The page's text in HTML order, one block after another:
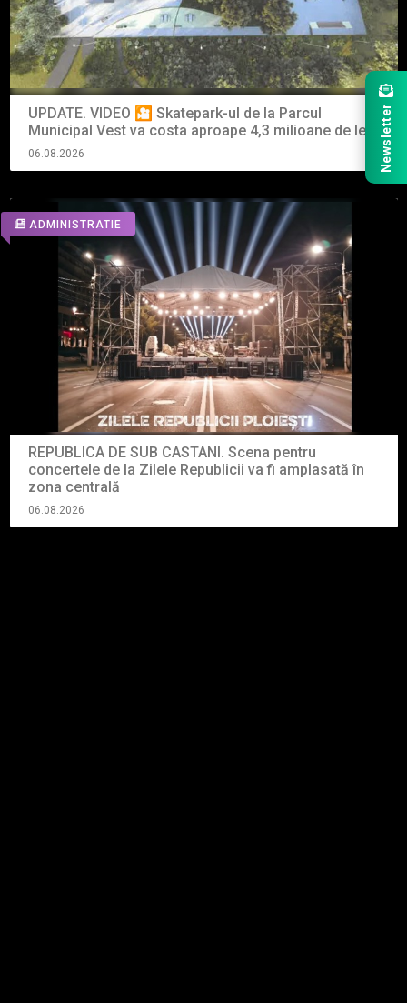
UPDATE. VIDEO 🎦 Skatepark-ul de la Parcul
Municipal Vest va costa aproape 4,3 milioane de lei
06.08.2026
ADMINISTRATIE
REPUBLICA DE SUB CASTANI. Scena pentru
concertele de la Zilele Republicii va fi amplasată în
zona centrală
06.08.2026
Newsletter